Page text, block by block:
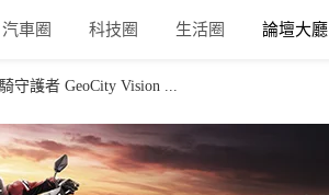
汽車圈 科技圈 生活圈 論壇大廳
守護者 GeoCity Vision ...